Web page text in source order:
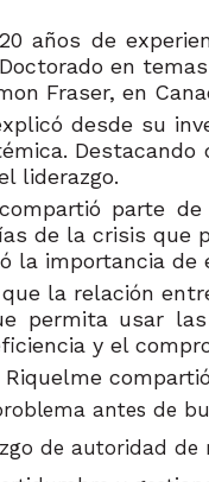
años de
en
Fraser, en
desde su
liderazgo.
parte
de la crisis que
la importancia de
la relación
permita usar
y el
Riquelme
antes de
de autoridad de